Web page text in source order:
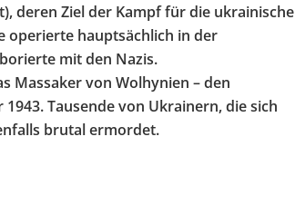
deren Ziel der Kampf für die ukrainische
operierte hauptsächlich in der
mit den Nazis.
Massaker von Wolhynien – den
Tausende von Ukrainern, die sich
brutal ermordet.